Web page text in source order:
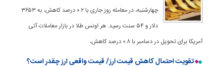
چهارشنبه، در معامله روز جاری با ۰.۲ درصد کاهش، به ۳۶۵۳
دلار و ۵۴ سنت رسید. هر اونس طلا در بازار معاملات آتی
آمریکا برای تحویل در دسامبر با ۰.۸ درصد کاهش،
تقویت احتمال کاهش قیمت ارز/ قیمت واقعی ارز چقدر است؟